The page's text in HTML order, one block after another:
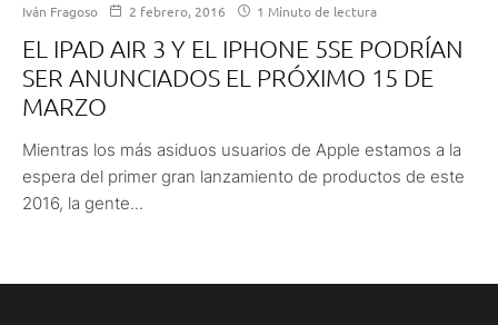
Iván Fragoso 2 febrero, 2016 1 Minuto de lectura
EL IPAD AIR 3 Y EL IPHONE 5SE PODRÍAN
SER ANUNCIADOS EL PRÓXIMO 15 DE
MARZO
Mientras los más asiduos usuarios de Apple estamos a la
espera del primer gran lanzamiento de productos de este
2016, la gente...